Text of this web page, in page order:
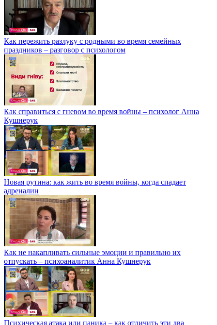
Как пережить разлуку с родными во время семейных
праздников – разговор с психологом
Как справиться с гневом во время войны – психолог Анна
Кушнерук
Новая рутина: как жить во время войны, когда спадает
адреналин
Как не накапливать сильные эмоции и правильно их
отпускать – психоаналитик Анна Кушнерук
Психическая атака или паника – как отличить эти два